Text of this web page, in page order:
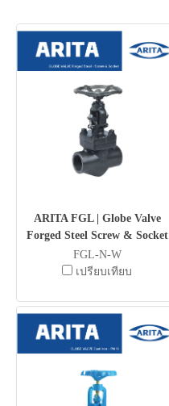
ARITA FGL | Globe Valve
Forged Steel Screw & Socket
FGL-N-W
เปรียบเทียบ